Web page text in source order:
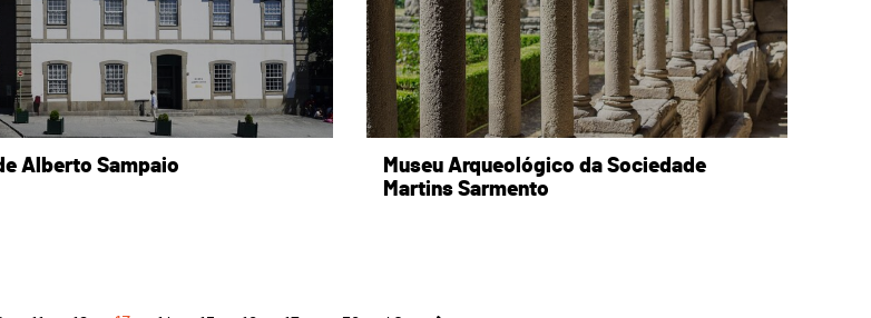
Alberto Sampaio
Museu Arqueológico da Sociedade
Martins Sarmento